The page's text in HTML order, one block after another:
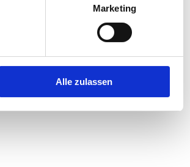
Marketing
Alle zulassen